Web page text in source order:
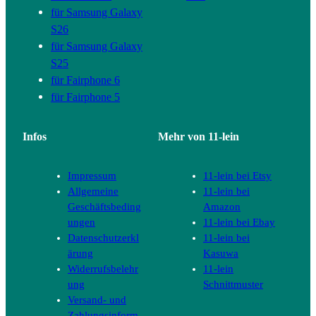
für Samsung Galaxy
S26
für Samsung Galaxy
S25
für Fairphone 6
für Fairphone 5
Infos
Impressum
Allgemeine
Geschäftsbeding
ungen
Datenschutzerkl
ärung
Widerrufsbelehr
ung
Versand- und
Mehr von 11-lein
11-lein bei Etsy
11-lein bei
Amazon
11-lein bei Ebay
11-lein bei
Kasuwa
11-lein
Schnittmuster